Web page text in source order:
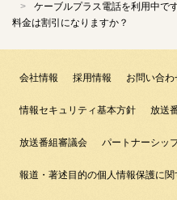
ケーブルプラス電話を利用中で
料金は割引になりますか？
会社情報 採用情報 お問い合わ
情報セキュリティ基本方針 放送
放送番組審議会 パートナーシッ
報道・著述目的の個人情報保護に